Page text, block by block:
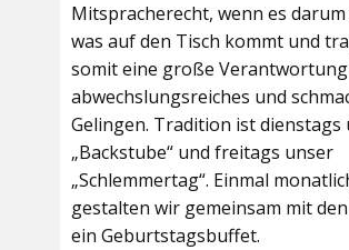
Mitspracherecht, wenn es
was auf den Tisch kommt und
somit eine große
abwechslungsreiches und
Gelingen. Tradition ist dienstags
„Backstube“ und freitags unser
„Schlemmertag“. Einmal
gestalten wir gemeinsam mit
ein Geburtstagsbuffet.